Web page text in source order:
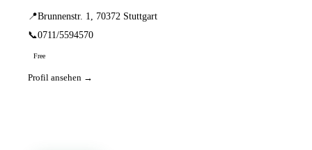
📍Brunnenstr. 1, 70372 Stuttgart
📞0711/5594570
Free
Profil ansehen →